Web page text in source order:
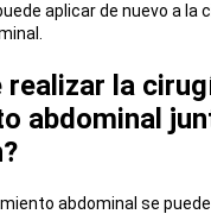
aplicar de nuevo a la
realizar la
abdominal
abdominal se